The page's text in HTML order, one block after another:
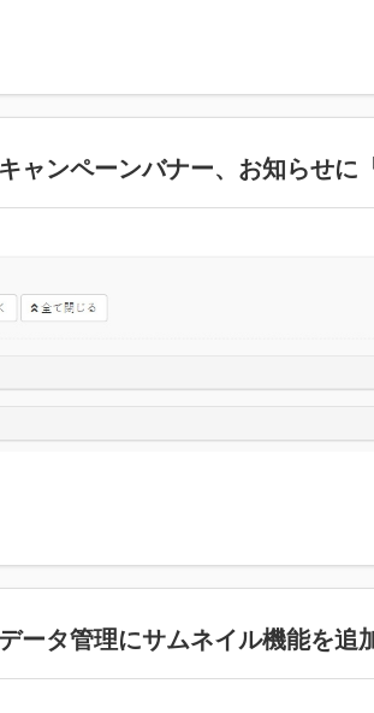
ャンペーンバナー、お知らせ
ータ管理にサムネイル機能を追